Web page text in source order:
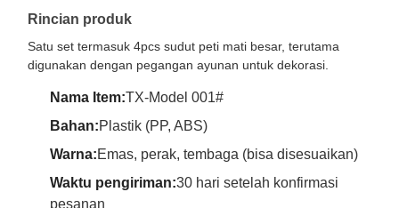
Rincian produk
Satu set termasuk 4pcs sudut peti mati besar, terutama
digunakan dengan pegangan ayunan untuk dekorasi.
Nama Item:TX-Model 001#
Bahan:Plastik (PP, ABS)
Warna:Emas, perak, tembaga (bisa disesuaikan)
Waktu pengiriman:30 hari setelah konfirmasi
pesanan